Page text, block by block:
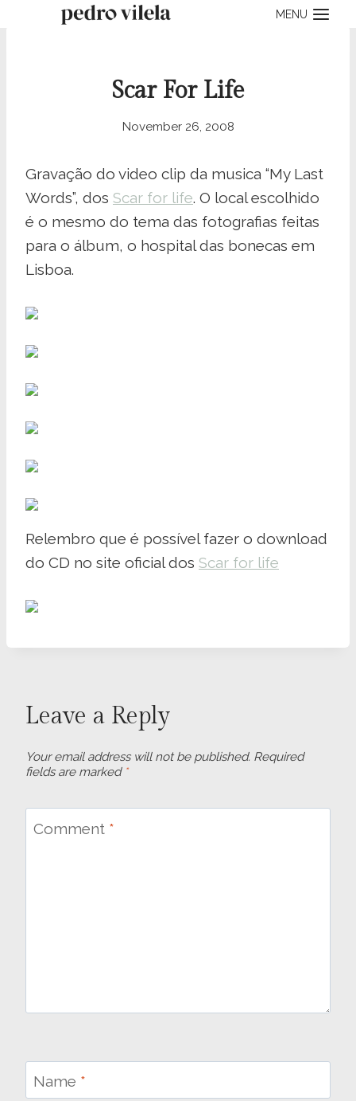
MENU
Scar For Life
November 26, 2008
Gravação do video clip da musica “My Last
Words”, dos Scar for life. O local escolhido
é o mesmo do tema das fotografias feitas
para o álbum, o hospital das bonecas em
Lisboa.
Relembro que é possível fazer o download
do CD no site oficial dos Scar for life
Leave a Reply
Your email address will not be published. Required
fields are marked *
Comment *
Name *